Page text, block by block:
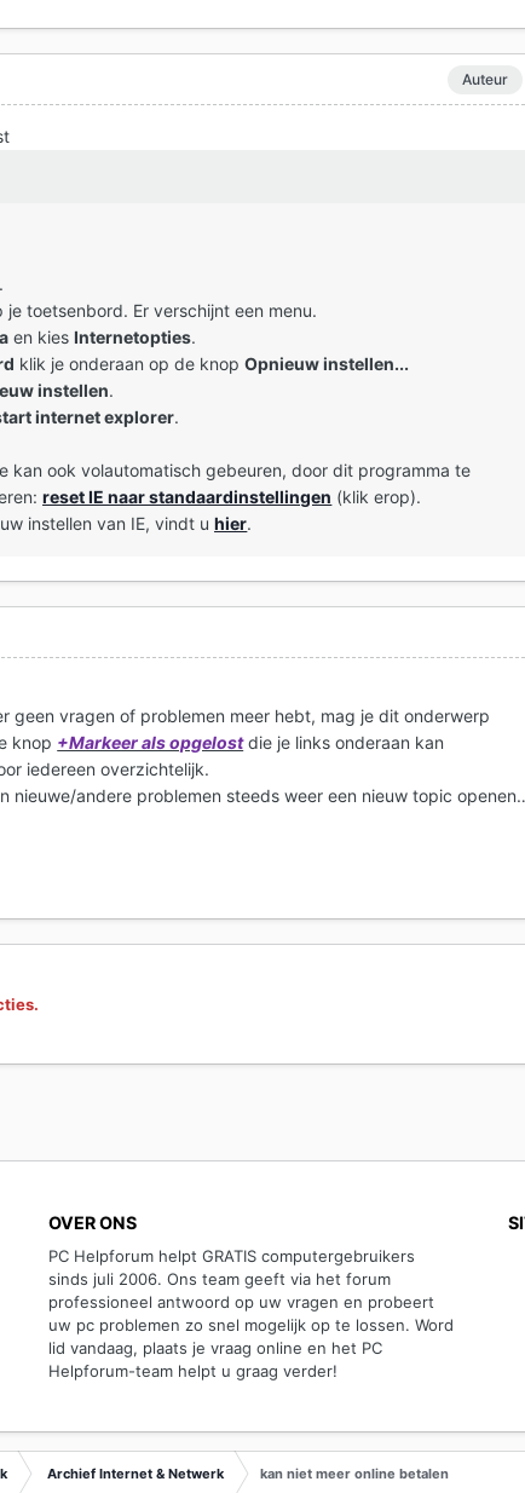
Auteur
toetsenbord. Er verschijnt een menu.
en kiesInternetopties.
klik je onderaan op de knopOpnieuw instellen...
instellen.
internet explorer.
kan ook volautomatisch gebeuren, door dit programma te
reset IE naar standaardinstellingen (klik erop).
instellen van IE, vindt uhier.
geen vragen of problemen meer hebt, mag je dit onderwerp
knop +Markeer als opgelostdie je links onderaan kan
iedereen overzichtelijk.
nieuwe/andere problemen steeds weer een nieuw topic
OVER ONS
PC Helpforum helpt GRATIS computergebruikers
sinds juli 2006. Ons team geeft via het forum
professioneel antwoord op uw vragen en probeert
uw pc problemen zo snel mogelijk op te lossen. Word
lid vandaag, plaats je vraag online en het PC
Helpforum-team helpt u graag verder!
Archief Internet & Netwerk kan niet meer online betalen